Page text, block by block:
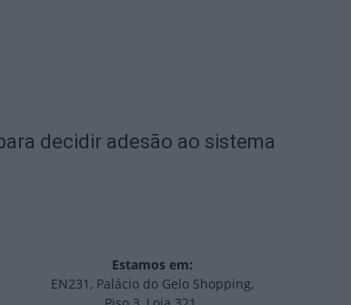
decidir adesão ao sistema
Estamos em:
EN231, Palácio do Gelo Shopping,